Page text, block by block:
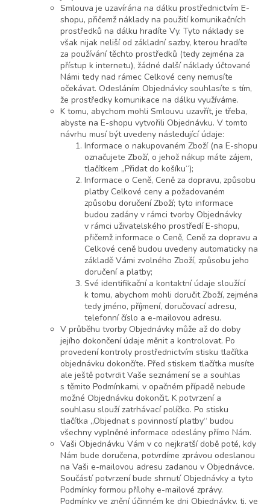
Smlouva je uzavírána na dálku prostřednictvím E-
shopu, přičemž náklady na použití komunikačních
prostředků na dálku hradíte Vy. Tyto náklady se
však nijak neliší od základní sazby, kterou hradíte
za používání těchto prostředků (tedy zejména za
přístup k internetu), žádné další náklady účtované
Námi tedy nad rámec Celkové ceny nemusíte
očekávat. Odesláním Objednávky souhlasíte s tím,
že prostředky komunikace na dálku využíváme.
K tomu, abychom mohli Smlouvu uzavřít, je třeba,
abyste na E-shopu vytvořili Objednávku. V tomto
návrhu musí být uvedeny následující údaje:
Informace o nakupovaném Zboží (na E-shopu
označujete Zboží, o jehož nákup máte zájem,
tlačítkem „Přidat do košíku“);
Informace o Ceně, Ceně za dopravu, způsobu
platby Celkové ceny a požadovaném
způsobu doručení Zboží; tyto informace
budou zadány v rámci tvorby Objednávky
v rámci uživatelského prostředí E-shopu,
přičemž informace o Ceně, Ceně za dopravu a
Celkové ceně budou uvedeny automaticky na
základě Vámi zvolného Zboží, způsobu jeho
doručení a platby;
Své identifikační a kontaktní údaje sloužící
k tomu, abychom mohli doručit Zboží, zejména
tedy jméno, příjmení, doručovací adresu,
telefonní číslo a e-mailovou adresu.
V průběhu tvorby Objednávky může až do doby
jejího dokončení údaje měnit a kontrolovat. Po
provedení kontroly prostřednictvím stisku tlačítka
objednávku dokončíte. Před stiskem tlačítka musíte
ale ještě potvrdit Vaše seznámení se a souhlas
s těmito Podmínkami, v opačném případě nebude
možné Objednávku dokončit. K potvrzení a
souhlasu slouží zatrhávací políčko. Po stisku
tlačítka „Objednat s povinností platby“ budou
všechny vyplněné informace odeslány přímo Nám.
Vaši Objednávku Vám v co nejkratší době poté, kdy
Nám bude doručena, potvrdíme zprávou odeslanou
na Vaši e-mailovou adresu zadanou v Objednávce.
Součástí potvrzení bude shrnutí Objednávky a tyto
Podmínky formou přílohy e-mailové zprávy.
Podmínky ve znění účinném ke dni Objednávky, tj. ve